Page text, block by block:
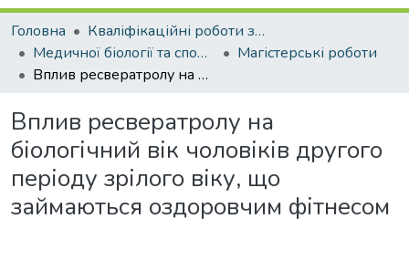
Головна
Кваліфікаційні роботи здобувачів вищої освіти
Медичної біології та спортивної дієтології
Магістерські роботи
Вплив ресвератролу на біологічний вік чоловіків другого періоду зрілого віку, що займаються оздоровчим фітнесом
Вплив ресвератролу на
біологічний вік чоловіків другого
періоду зрілого віку, що
займаються оздоровчим фітнесом